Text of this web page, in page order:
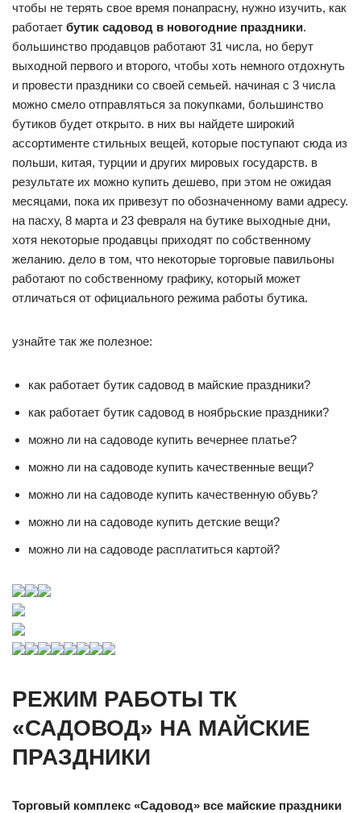
чтобы не терять свое время понапрасну, нужно изучить, как
работает бутик садовод в новогодние праздники.
большинство продавцов работают 31 числа, но берут
выходной первого и второго, чтобы хоть немного отдохнуть
и провести праздники со своей семьей. начиная с 3 числа
можно смело отправляться за покупками, большинство
бутиков будет открыто. в них вы найдете широкий
ассортименте стильных вещей, которые поступают сюда из
польши, китая, турции и других мировых государств. в
результате их можно купить дешево, при этом не ожидая
месяцами, пока их привезут по обозначенному вами адресу.
на пасху, 8 марта и 23 февраля на бутике выходные дни,
хотя некоторые продавцы приходят по собственному
желанию. дело в том, что некоторые торговые павильоны
работают по собственному графику, который может
отличаться от официального режима работы бутика.
узнайте так же полезное:
как работает бутик садовод в майские праздники?
как работает бутик садовод в ноябрьские праздники?
можно ли на садоводе купить вечернее платье?
можно ли на садоводе купить качественные вещи?
можно ли на садоводе купить качественную обувь?
можно ли на садоводе купить детские вещи?
можно ли на садоводе расплатиться картой?
РЕЖИМ РАБОТЫ ТК
«САДОВОД» НА МАЙСКИЕ
ПРАЗДНИКИ
Торговый комплекс «Садовод» все майские праздники